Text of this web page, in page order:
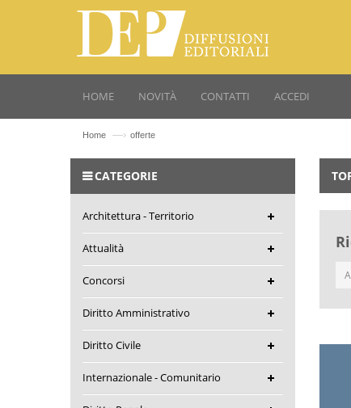
HOME NOVITÀ CONTATTI ACCEDI
Home —› offerte
CATEGORIE
Architettura - Territorio
Attualità
Concorsi
Diritto Amministrativo
Diritto Civile
Internazionale - Comunitario